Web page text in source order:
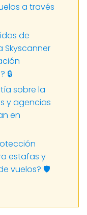
a través
de
Skyscanner
🔒
sobre la
y agencias
en
estafas y
vuelos? 🛡️